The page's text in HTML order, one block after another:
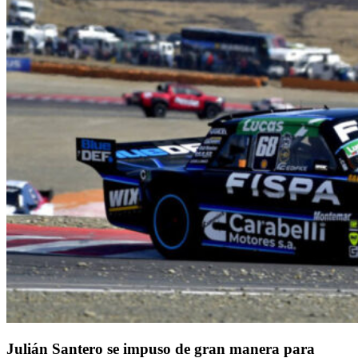
Julián Santero se impuso de gran manera para